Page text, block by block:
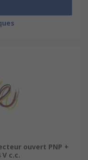
ouvert PNP +
V c.c.